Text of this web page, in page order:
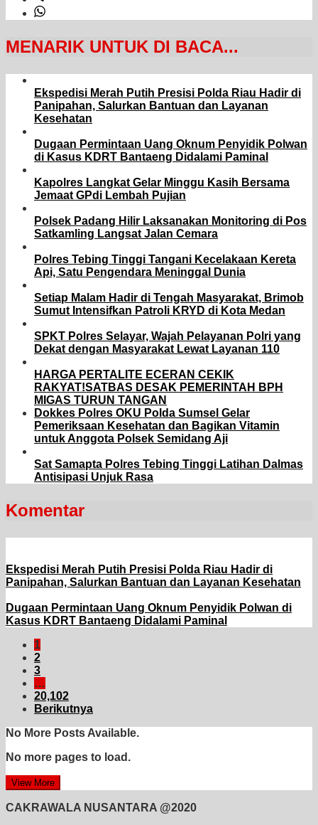
MENARIK UNTUK DI BACA...
Ekspedisi Merah Putih Presisi Polda Riau Hadir di
Panipahan, Salurkan Bantuan dan Layanan
Kesehatan
Dugaan Permintaan Uang Oknum Penyidik Polwan
di Kasus KDRT Bantaeng Didalami Paminal
Kapolres Langkat Gelar Minggu Kasih Bersama
Jemaat GPdi Lembah Pujian
Polsek Padang Hilir Laksanakan Monitoring di Pos
Satkamling Langsat Jalan Cemara
Polres Tebing Tinggi Tangani Kecelakaan Kereta
Api, Satu Pengendara Meninggal Dunia
Setiap Malam Hadir di Tengah Masyarakat, Brimob
Sumut Intensifkan Patroli KRYD di Kota Medan
SPKT Polres Selayar, Wajah Pelayanan Polri yang
Dekat dengan Masyarakat Lewat Layanan 110
HARGA PERTALITE ECERAN CEKIK
RAKYAT!SATBAS DESAK PEMERINTAH BPH
MIGAS TURUN TANGAN
Dokkes Polres OKU Polda Sumsel Gelar
Pemeriksaan Kesehatan dan Bagikan Vitamin
untuk Anggota Polsek Semidang Aji
Sat Samapta Polres Tebing Tinggi Latihan Dalmas
Antisipasi Unjuk Rasa
Komentar
Ekspedisi Merah Putih Presisi Polda Riau Hadir di
Panipahan, Salurkan Bantuan dan Layanan Kesehatan
Dugaan Permintaan Uang Oknum Penyidik Polwan di
Kasus KDRT Bantaeng Didalami Paminal
1
2
3
…
20,102
Berikutnya
No More Posts Available.
No more pages to load.
View More
CAKRAWALA NUSANTARA @2020